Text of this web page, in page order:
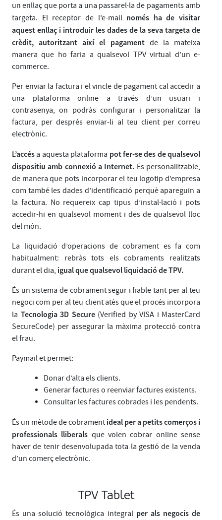
un enllaç que porta a una passarel·la de pagaments amb
targeta. El receptor de l’e-mail només ha de visitar
aquest enllaç i introduir les dades de la seva targeta de
crèdit, autoritzant així el pagamentde la mateixa
manera que ho faria a qualsevol TPV virtual d’un e-
commerce.
Per enviar la factura i el vincle de pagament cal accedir a
una plataforma online a través d’un usuari i
contrasenya, on podràs configurar i personalitzar la
factura, per després enviar-li al teu client per correu
electrònic.
L’accés a aquesta plataforma pot fer-se des de qualsevol
dispositiu amb connexió a Internet. És personalitzable,
de manera que pots incorporar el teu logotip d’empresa
com també les dades d’identificació perquè apareguin a
la factura. No requereix cap tipus d’instal·lació i pots
accedir-hi en qualsevol moment i des de qualsevol lloc
del món.
La liquidació d’operacions de cobrament es fa com
habitualment: rebràs tots els cobraments realitzats
durant el dia, igual que qualsevol liquidació de TPV.
És un sistema de cobrament segur i fiable tant per al teu
negoci com per al teu client atès que el procés incorpora
la Tecnologia 3D Secure(Verified by VISA i MasterCard
SecureCode) per assegurar la màxima protecció contra
el frau.
Paymail et permet:
Donar d’alta els clients.
Generar factures o reenviar factures existents.
Consultar les factures cobrades i les pendents.
És un mètode de cobrament ideal per a petits comerços i
professionals lliberals que volen cobrar online sense
haver de tenir desenvolupada tota la gestió de la venda
d’un comerç electrònic.
TPV Tablet
És una solució tecnològica integral per als negocis de